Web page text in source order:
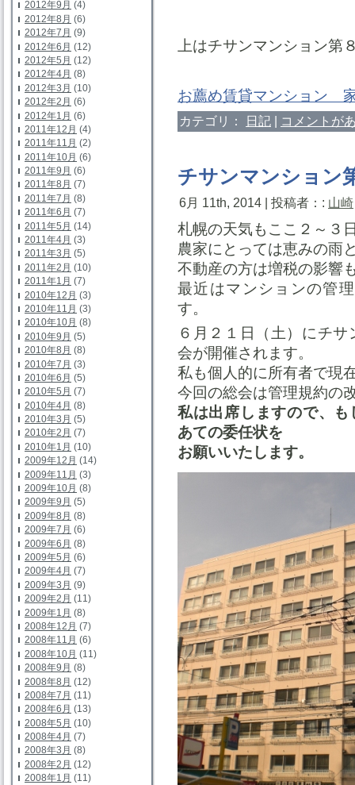
2012年9月 (4)
2012年8月 (6)
2012年7月 (9)
2012年6月 (12)
2012年5月 (12)
2012年4月 (8)
2012年3月 (10)
2012年2月 (6)
2012年1月 (6)
2011年12月 (4)
2011年11月 (2)
2011年10月 (6)
2011年9月 (6)
2011年8月 (7)
2011年7月 (8)
2011年6月 (7)
2011年5月 (14)
2011年4月 (3)
2011年3月 (5)
2011年2月 (10)
2011年1月 (7)
2010年12月 (3)
2010年11月 (3)
2010年10月 (8)
2010年9月 (5)
2010年8月 (8)
2010年7月 (3)
2010年6月 (5)
2010年5月 (7)
2010年4月 (8)
2010年3月 (5)
2010年2月 (7)
2010年1月 (10)
2009年12月 (14)
2009年11月 (3)
2009年10月 (8)
2009年9月 (5)
2009年8月 (8)
2009年7月 (6)
2009年6月 (8)
2009年5月 (6)
2009年4月 (7)
2009年3月 (9)
2009年2月 (11)
2009年1月 (8)
2008年12月 (7)
2008年11月 (6)
2008年10月 (11)
2008年9月 (8)
2008年8月 (12)
2008年7月 (11)
2008年6月 (13)
2008年5月 (10)
2008年4月 (7)
2008年3月 (8)
2008年2月 (12)
2008年1月 (11)
上はチサンマンション第
お薦め賃貸マンション
カテゴリ： 日記 | コメントが
チサンマンション
6月 11th, 2014 | 投稿者：: 山崎
札幌の天気もここ２～３
農家にとっては恵みの雨
不動産の方は増税の影響
最近はマンションの管
す。
６月２１日（土）にチ
会が開催されます。
私も個人的に所有者で現
今回の総会は管理規約の
私は出席しますので、
あての委任状を
お願いいたします。